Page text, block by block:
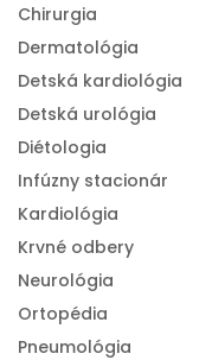
Chirurgia
Dermatológia
Detská kardiológia
Detská urológia
Diétologia
Infúzny stacionár
Kardiológia
Krvné odbery
Neurológia
Ortopédia
Pneumológia